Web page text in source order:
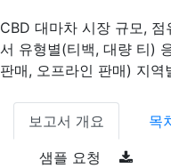
CBD 대마차 시장 규모,
서 유형별(티백, 대량 티)
판매, 오프라인 판매) 지
보고서 개요 목
샘플 요청